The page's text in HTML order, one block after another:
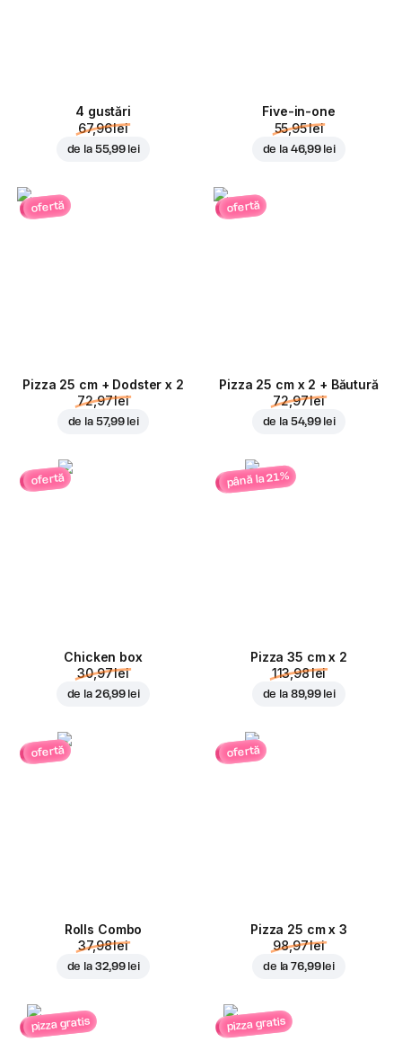
4 gustări
67,96 lei
de la 55,99 lei
Five-in-one
55,95 lei
de la 46,99 lei
ofertă
Pizza 25 cm + Dodster x 2
72,97 lei
de la 57,99 lei
ofertă
Pizza 25 cm x 2 + Băutură
72,97 lei
de la 54,99 lei
ofertă
Chicken box
30,97 lei
de la 26,99 lei
până la 21%
Pizza 35 cm x 2
113,98 lei
de la 89,99 lei
ofertă
Rolls Combo
37,98 lei
de la 32,99 lei
ofertă
Pizza 25 cm x 3
98,97 lei
de la76,99 lei
pizza gratis pizza gratis